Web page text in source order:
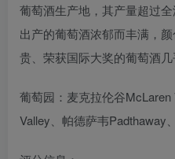
葡萄酒生产地，其产量超过
出产的葡萄酒浓郁而丰满，
贵、荣获国际大奖的葡萄酒几
葡萄园：麦克拉伦谷
Valley、帕德萨韦Padthaway